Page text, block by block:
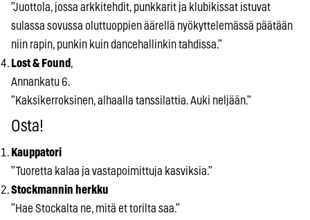
”Juottola, jossa arkkitehdit, punkkarit ja klubikissat istuvat
sulassa sovussa oluttuoppien äärellä nyökyttelemässä päätään
niin rapin, punkin kuin dancehallinkin tahdissa.”
Lost & Found ,
Annankatu 6.
”Kaksikerroksinen, alhaalla tanssilattia. Auki neljään.”
Osta!
Kauppatori
”Tuoretta kalaa ja vastapoimittuja kasviksia.”
Stockmannin herkku
”Hae Stockalta ne, mitä et torilta saa.”